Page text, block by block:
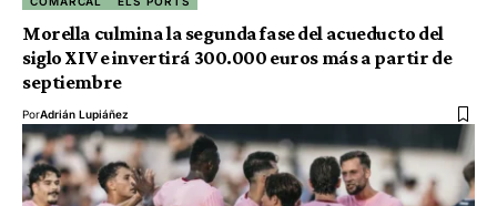
Morella culmina la segunda fase del acueducto del
siglo XIV e invertirá 300.000 euros más a partir de
septiembre
PorAdrián Lupiáñez